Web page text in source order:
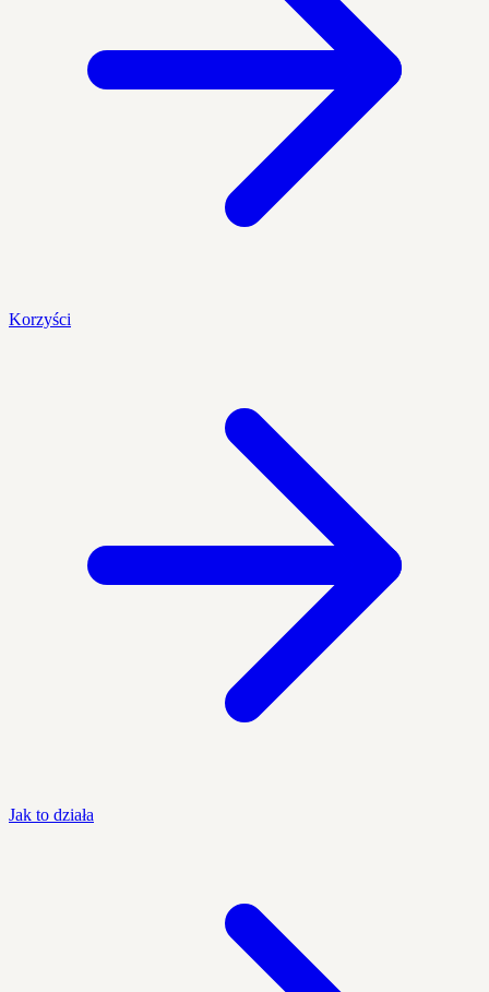
Korzyści
Jak to działa